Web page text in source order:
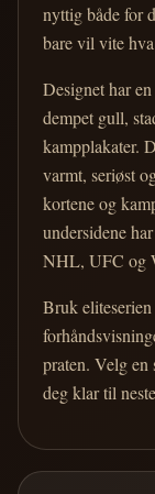
nyttig både for
bare vil vite
Designet har
dempet gull,
kampplakater.
varmt, seriøst
kortene og
undersidene
NHL, UFC og
Bruk
praten. Velg en
deg klar til